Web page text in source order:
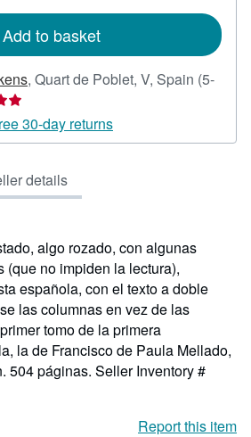
Add to basket
, Quart de Poblet, V, Spain (5-
30-day returns
details
algo rozado, con algunas
(que no impiden la lectura),
española, con el texto a doble
las columnas en vez de las
tomo de la primera
la de Francisco de Paula Mellado,
504 páginas. Seller Inventory #
Report this item